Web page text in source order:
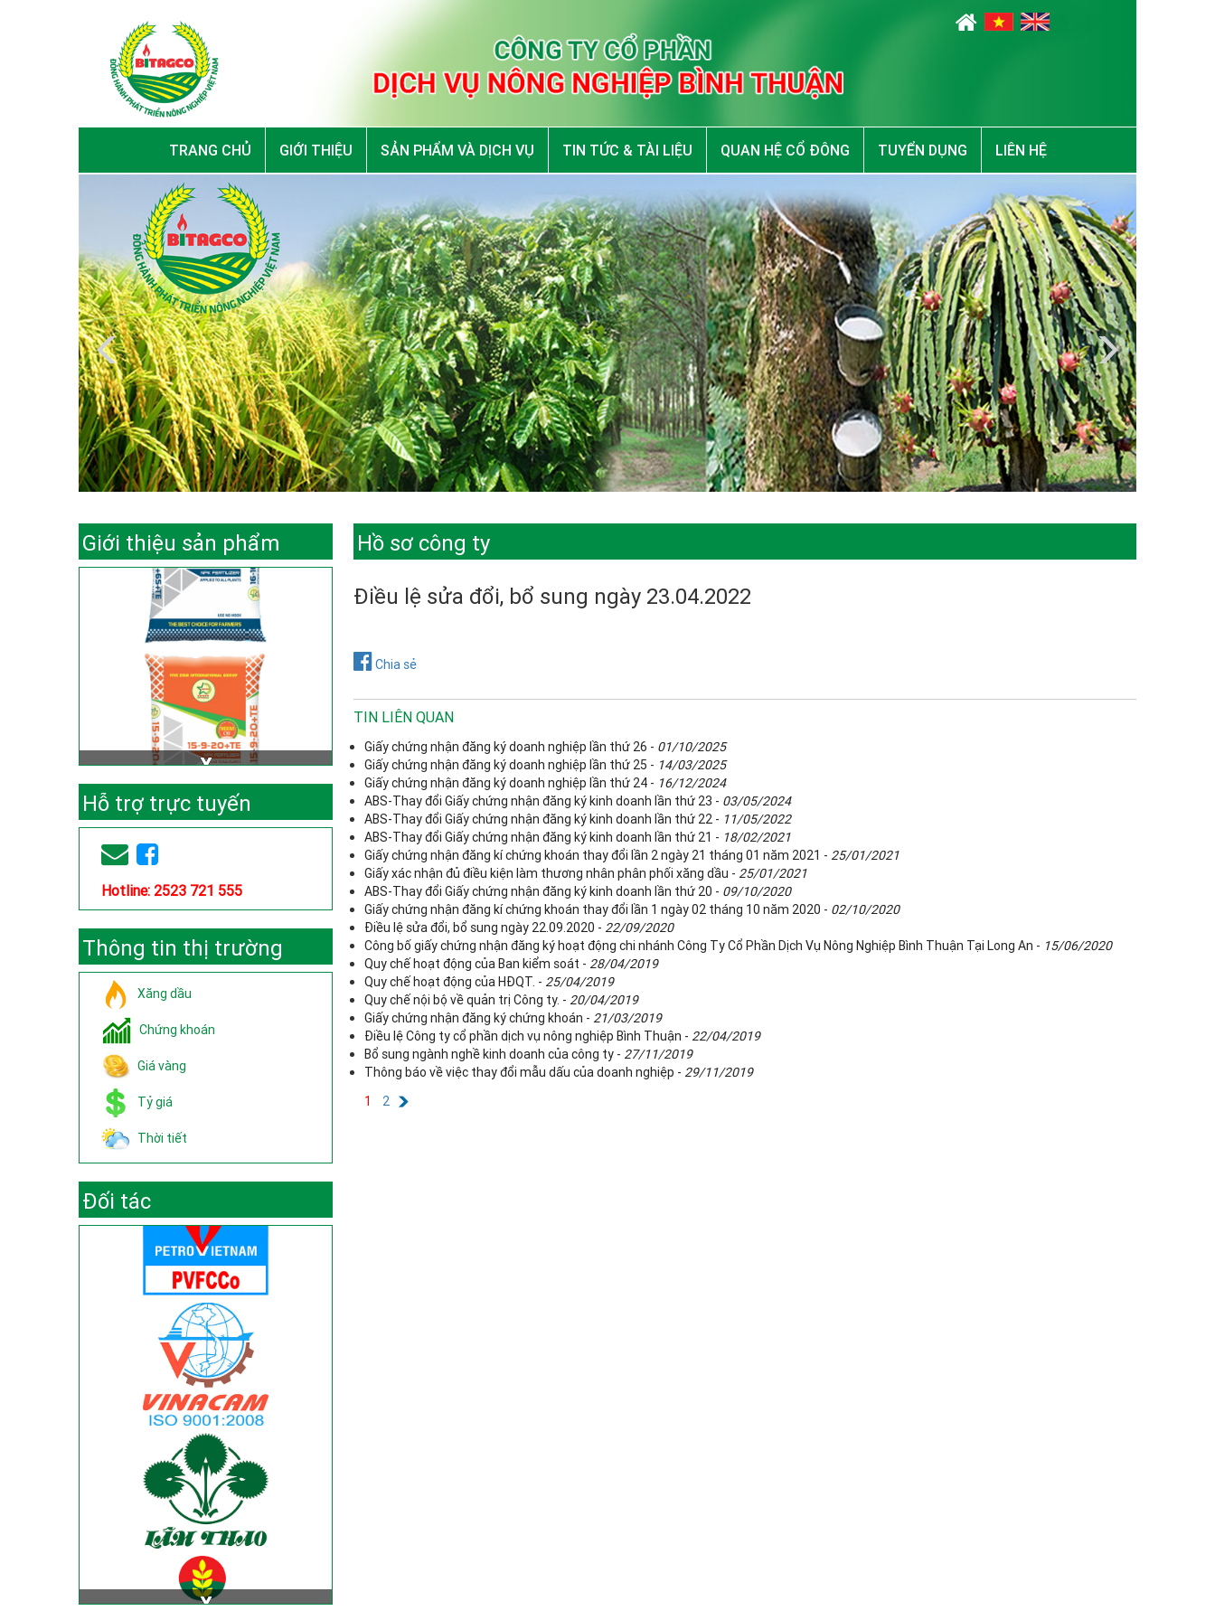
TRANG CHỦ GIỚI THIỆU SẢN PHẨM VÀ DỊCH VỤ TIN TỨC & TÀI LIỆU QUAN HỆ CỔ ĐÔNG TUYỂN DỤNG LIÊN HỆ
Giới thiệu sản phẩm
Hỗ trợ trực tuyến
Hotline: 2523 721 555
Thông tin thị trường
Xăng dầu
Chứng khoán
Giá vàng
Tỷ giá
Thời tiết
Đối tác
Hồ sơ công ty
Điều lệ sửa đổi, bổ sung ngày 23.04.2022
Chia sẻ
TIN LIÊN QUAN
Giấy chứng nhận đăng ký doanh nghiệp lần thứ 26 - 01/10/2025
Giấy chứng nhận đăng ký doanh nghiệp lần thứ 25 - 14/03/2025
Giấy chứng nhận đăng ký doanh nghiệp lần thứ 24 - 16/12/2024
ABS-Thay đổi Giấy chứng nhận đăng ký kinh doanh lần thứ 23 - 03/05/2024
ABS-Thay đổi Giấy chứng nhận đăng ký kinh doanh lần thứ 22 - 11/05/2022
ABS-Thay đổi Giấy chứng nhận đăng ký kinh doanh lần thứ 21 - 18/02/2021
Giấy chứng nhận đăng kí chứng khoán thay đổi lần 2 ngày 21 tháng 01 năm 2021 - 25/01/2021
Giấy xác nhận đủ điều kiện làm thương nhân phân phối xăng dầu - 25/01/2021
ABS-Thay đổi Giấy chứng nhận đăng ký kinh doanh lần thứ 20 - 09/10/2020
Giấy chứng nhận đăng kí chứng khoán thay đổi lần 1 ngày 02 tháng 10 năm 2020 - 02/10/2020
Điều lệ sửa đổi, bổ sung ngày 22.09.2020 - 22/09/2020
Công bố giấy chứng nhận đăng ký hoạt động chi nhánh Công Ty Cổ Phần Dịch Vụ Nông Nghiệp Bình Thuận Tại Long An - 15/06/2020
Quy chế hoạt động của Ban kiểm soát - 28/04/2019
Quy chế hoạt động của HĐQT. - 25/04/2019
Quy chế nội bộ về quản trị Công ty. - 20/04/2019
Giấy chứng nhận đăng ký chứng khoán - 21/03/2019
Điều lệ Công ty cổ phần dịch vụ nông nghiệp Bình Thuận - 22/04/2019
Bổ sung ngành nghề kinh doanh của công ty - 27/11/2019
Thông báo về việc thay đổi mẫu dấu của doanh nghiệp - 29/11/2019
1
2